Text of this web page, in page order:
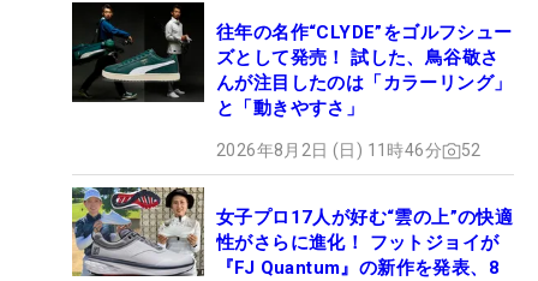
往年の名作“CLYDE”をゴルフシュー
ズとして発売！ 試した、鳥谷敬さ
んが注目したのは「カラーリング」
と「動きやすさ」
2026年8月2日 (日) 11時46分 52
女子プロ17人が好む“雲の上”の快適
性がさらに進化！ フットジョイが
『FJ Quantum』の新作を発表、8